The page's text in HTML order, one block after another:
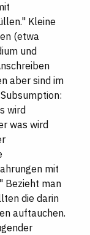
Kleine
(etwa
und
aber sind im
wird
was wird
mit
Bezieht man
die darin
auftauchen.